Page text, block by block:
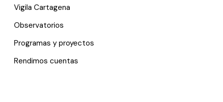
Vigila Cartagena
Observatorios
Programas y proyectos
Rendimos cuentas